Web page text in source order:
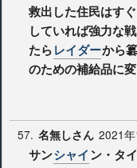
救出した住民はす
していれば強力な
たらレイダーから
のための補給品に変
57. 名無しさん 2021
サンシャイン・タ